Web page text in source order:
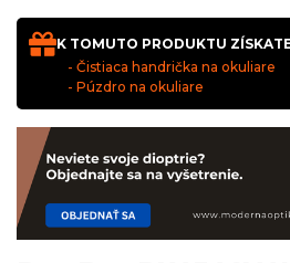
K TOMUTO PRODUKTU
- Čistiaca handrička na okuliare
- Púzdro na okuliare